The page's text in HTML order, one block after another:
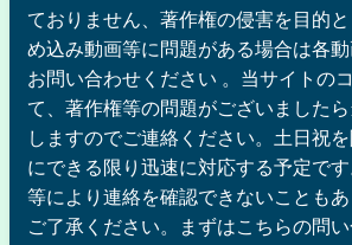
ておりません、著作権の侵害を目的
め込み動画等に問題がある場合は各
お問い合わせください 。当サイトの
て、著作権等の問題がございました
しますのでご連絡ください。土日祝
にできる限り迅速に対応する予定で
等により連絡を確認できないこともあ
ご了承ください。まずはこちらの問